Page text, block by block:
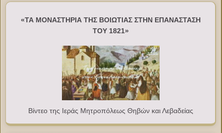
«ΤΑ ΜΟΝΑΣΤΗΡΙΑ ΤΗΣ ΒΟΙΩΤΙΑΣ ΣΤΗΝ ΕΠΑΝΑΣΤΑΣΗ
ΤΟΥ 1821»
Βίντεο της Ιεράς Μητροπόλεως Θηβών και Λεβαδείας